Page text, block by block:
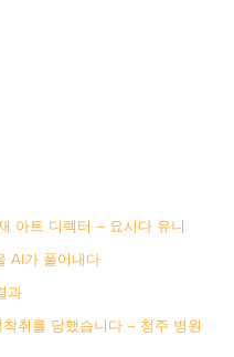
아트 디렉터 – 요시다 유니
AI가 풀어내다
과
취를 당했습니다 – 청주 병원